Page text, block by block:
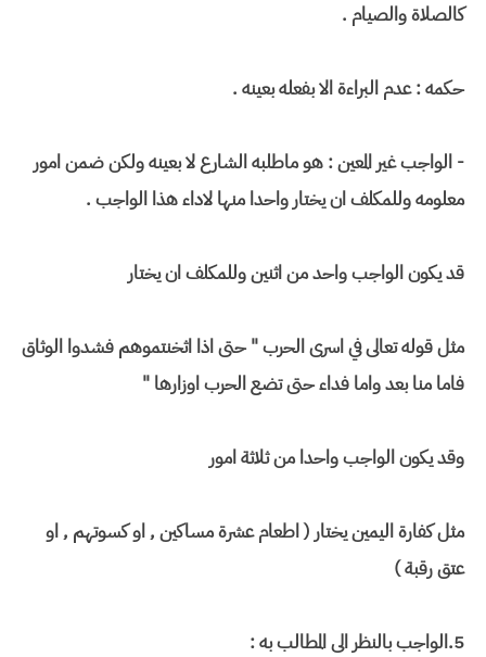
كالصلاة والصيام .
حكمه : عدم البراءة الا بفعله بعينه .
- الواجب غير المعين : هو ماطلبه الشارع لا بعينه ولكن ضمن امور
معلومه وللمكلف ان يختار واحدا منها لاداء هذا الواجب .
قد يكون الواجب واحد من اثنين وللمكلف ان يختار
مثل قوله تعالى في اسرى الحرب " حتى اذا اثخنتموهم فشدوا الوثاق
فاما منا بعد واما فداء حتى تضع الحرب اوزارها "
وقد يكون الواجب واحدا من ثلاثة امور
مثل كفارة اليمين يختار ( اطعام عشرة مساكين , او كسوتهم , او
عتق رقبة )
5.الواجب بالنظر الى المطالب به :